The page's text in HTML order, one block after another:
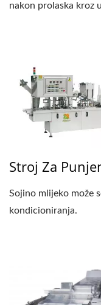
nakon prolaska kroz
Stroj Za
Sojino mlijeko može
kondicioniranja.